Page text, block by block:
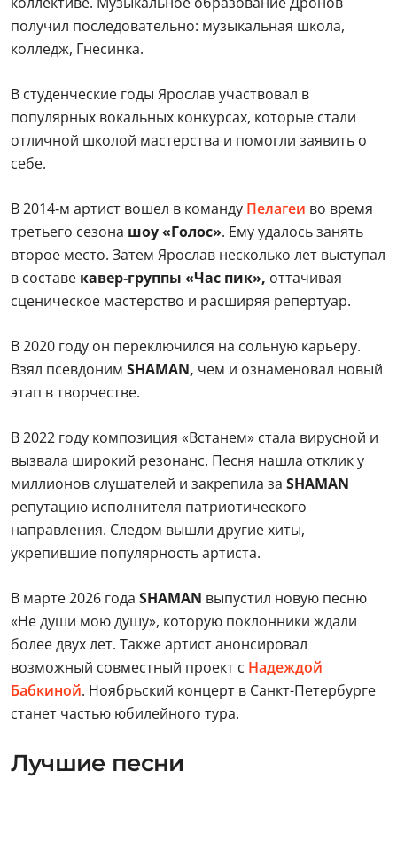
получил последовательно: музыкальная школа,
колледж, Гнесинка.
В студенческие годы Ярослав участвовал в
популярных вокальных конкурсах, которые стали
отличной школой мастерства и помогли заявить о
себе.
В 2014‑м артист вошел в команду Пелагеи во время
третьего сезона шоу «Голос». Ему удалось занять
второе место. Затем Ярослав несколько лет выступал
в составе кавер‑группы «Час пик», оттачивая
сценическое мастерство и расширяя репертуар.
В 2020 году он переключился на сольную карьеру.
Взял псевдоним SHAMAN, чем и ознаменовал новый
этап в творчестве.
В 2022 году композиция «Встанем» стала вирусной и
вызвала широкий резонанс. Песня нашла отклик у
миллионов слушателей и закрепила за SHAMAN
репутацию исполнителя патриотического
направления. Следом вышли другие хиты,
укрепившие популярность артиста.
В марте 2026 года SHAMAN выпустил новую песню
«Не души мою душу», которую поклонники ждали
более двух лет. Также артист анонсировал
возможный совместный проект с Надеждой
Бабкиной. Ноябрьский концерт в Санкт-Петербурге
станет частью юбилейного тура.
Лучшие песни